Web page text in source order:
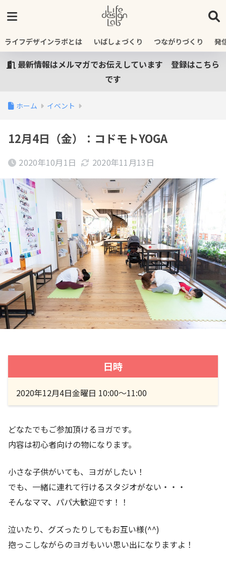
ライフデザインラボとは いばしょづくり つながりづくり 発
最新情報はメルマガでお伝えしています 登録はこちら
です
ホーム イベント
12月4日（金）：コドモトYOGA
2020年10月1日 2020年11月13日
日時
2020年12月4日金曜日 10:00〜11:00
どなたでもご参加頂けるヨガです。
内容は初心者向けの物になります。
小さな子供がいても、ヨガがしたい！
でも、一緒に連れて行けるスタジオがない・・・
そんなママ、パパ大歓迎です！！
泣いたり、グズったりしてもお互い様(^^)
抱っこしながらのヨガもいい思い出になりますよ！